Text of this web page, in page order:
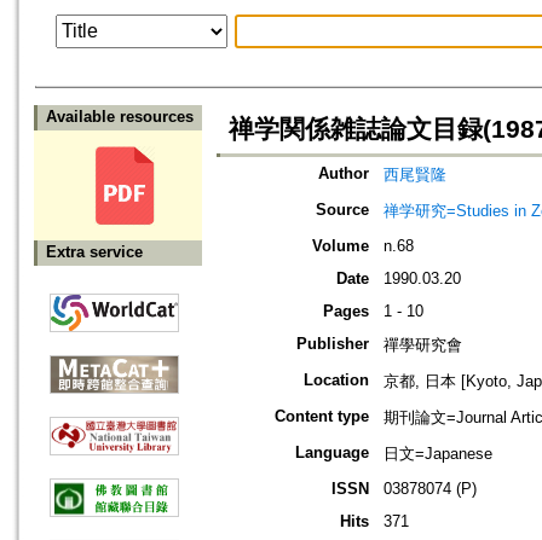
Available resources
Extra service
禅学関係雑誌論文目録
Author
西尾賢隆
Source
禅学研究=Studies in
Volume
n.68
Date
1990.03.20
Pages
1 - 10
Publisher
禪學研究會
Location
京都, 日本 [Kyoto,
Content type
期刊論文=Journal
Language
日文=Japanese
ISSN
03878074 (P)
Hits
371